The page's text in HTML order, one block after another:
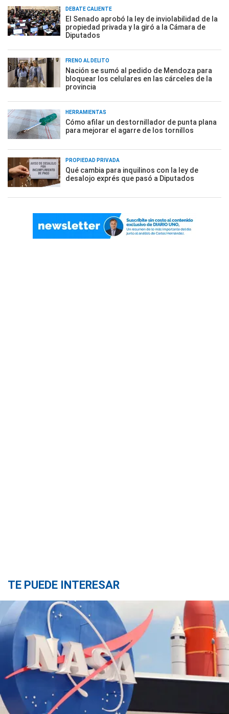
DEBATE CALIENTE
El Senado aprobó la ley de inviolabilidad de la
propiedad privada y la giró a la Cámara de
Diputados
FRENO AL DELITO
Nación se sumó al pedido de Mendoza para
bloquear los celulares en las cárceles de la
provincia
HERRAMIENTAS
Cómo afilar un destornillador de punta plana
para mejorar el agarre de los tornillos
PROPIEDAD PRIVADA
Qué cambia para inquilinos con la ley de
desalojo exprés que pasó a Diputados
TE PUEDE INTERESAR